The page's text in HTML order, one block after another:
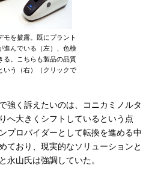
モを披露。既にプラント
進んでいる（左）、色検
る。こちらも製品の品質
いう（右）（クリックで
強く訴えたいのは、コニカミノルタ
へ大きくシフトしているという点
プロバイダーとして転換を進める中
ており、現実的なソリューションと
永山氏は強調していた。